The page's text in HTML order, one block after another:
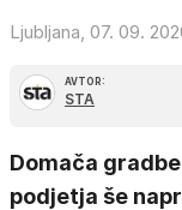
Ljubljana, 07. 09.
AVTOR:
STA
Domača
podjetja še